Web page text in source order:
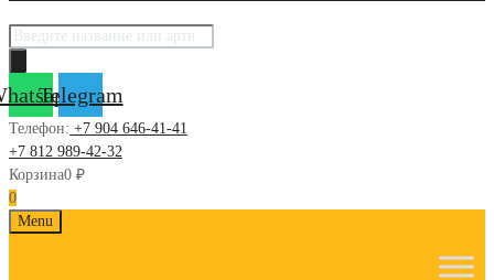
Поиск
Telegram
Телефон: +7 904 646-41-41
+7 812 989-42-32
Корзина0 ₽
0
Skip
Menu